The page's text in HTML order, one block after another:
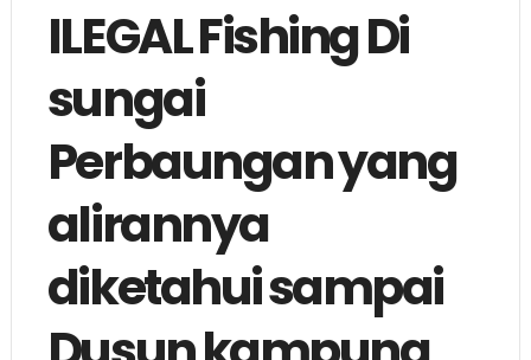
ILEGAL Fishing Di
sungai
Perbaungan yang
alirannya
diketahui sampai